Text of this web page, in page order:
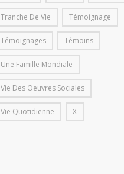
Tranche De Vie Témoignage
Témoignages Témoins
Une Famille Mondiale
Vie Des Oeuvres Sociales
Vie Quotidienne X